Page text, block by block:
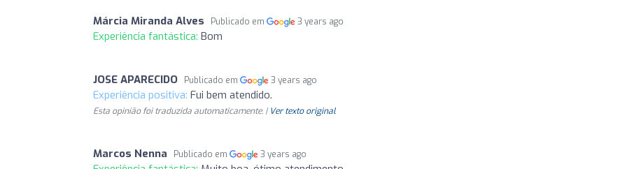
Márcia Miranda Alves Publicado em 3 years ago
Experiência fantástica: Bom
JOSE APARECIDO Publicado em 3 years ago
Experiência positiva: Fui bem atendido.
Esta opinião foi traduzida automaticamente. | Ver texto original
Marcos Nenna Publicado em 3 years ago